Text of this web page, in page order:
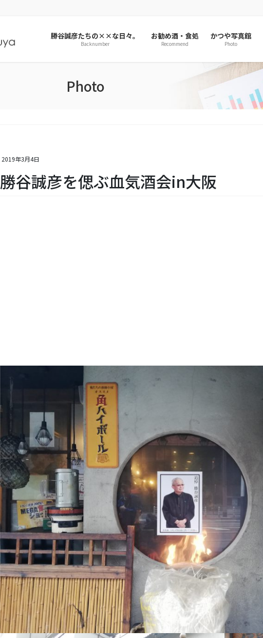
勝谷誠彦たちの××な日々。
Backnumber
お勧め酒・食処
Recommend
かつや写真館
Photo
Photo
2019年3月4日
勝谷誠彦を偲ぶ血気酒会in大阪